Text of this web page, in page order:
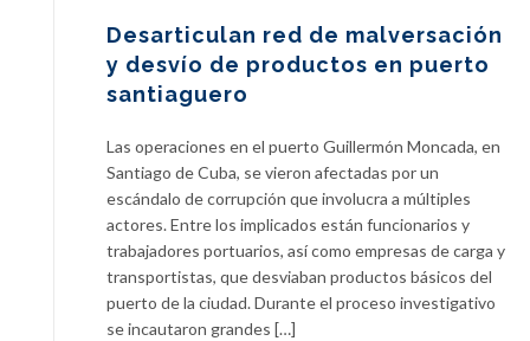
Desarticulan red de malversación
y desvío de productos en puerto
santiaguero
Las operaciones en el puerto Guillermón Moncada, en
Santiago de Cuba, se vieron afectadas por un
escándalo de corrupción que involucra a múltiples
actores. Entre los implicados están funcionarios y
trabajadores portuarios, así como empresas de carga y
transportistas, que desviaban productos básicos del
puerto de la ciudad. Durante el proceso investigativo
se incautaron grandes […]